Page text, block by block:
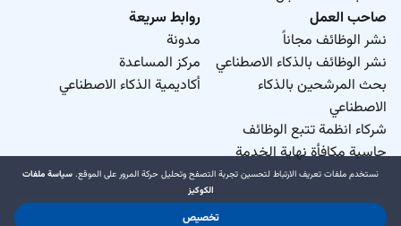
صاحب العمل
نشر الوظائف مجاناً
نشر الوظائف بالذكاء الاصطناعي
بحث المرشحين بالذكاء
الاصطناعي
شركاء انظمة تتبع الوظائف
حاسبة مكافأة نهاية الخدمة
روابط سريعة
مدونة
مركز المساعدة
أكاديمية الذكاء الاصطناعي
نستخدم ملفات تعريف الارتباط لتحسين تجربة التصفح وتحليل حركة المرور على الموقع. سياسة ملفات
الكوكيز
تخصيص